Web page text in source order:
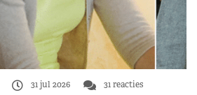
31 jul 2026 31 reacties